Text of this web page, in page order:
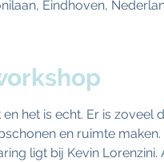
Eindhoven,
en het is echt. Er is
en ruimte
ligt bij Kevin